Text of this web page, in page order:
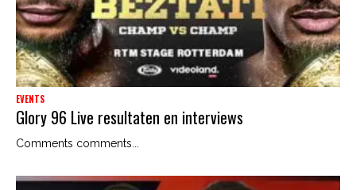
EVENTS
Glory 96 Live resultaten en interviews
Comments comments...